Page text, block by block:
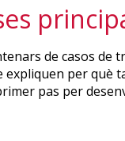
de casos
per què
pas per